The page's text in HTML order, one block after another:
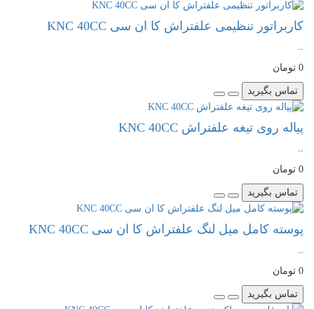
کاربراتور تنظیمی علفتراش کا ان سی KNC 40CC
..
0 تومان
تماس بگیرید
پیاله روی تیغه علفتراش KNC 40CC
..
0 تومان
تماس بگیرید
پوسته کامل میل لنگ علفتراش کا ان سی KNC 40CC
..
0 تومان
تماس بگیرید